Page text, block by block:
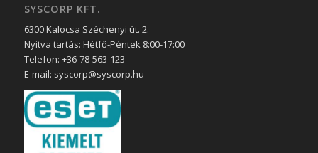
SYSCORP KFT.
6300 Kalocsa Széchenyi út. 2.
Nyitva tartás: Hétfő-Péntek 8:00-17:00
Telefon: +36-78-563-123
E-mail: syscorp@syscorp.hu